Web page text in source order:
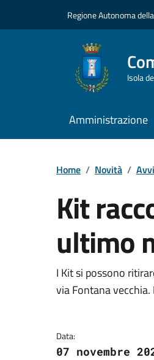
Regione Autonoma
Isola
Amministrazione
Home / Novità /
Kit
ultimo
Dettagli
I Kit si possono
via Fontana
Data:
07 novembre